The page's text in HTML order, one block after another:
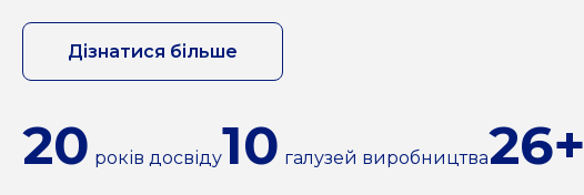
Дізнатися більше
20 років досвіду10 галузей виробництва26+